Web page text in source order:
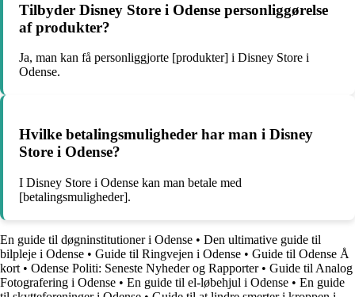
Tilbyder Disney Store i Odense personliggørelse
af produkter?
Ja, man kan få personliggjorte [produkter] i Disney Store i
Odense.
Hvilke betalingsmuligheder har man i Disney
Store i Odense?
I Disney Store i Odense kan man betale med
[betalingsmuligheder].
En guide til døgninstitutioner i Odense • Den ultimative guide til
bilpleje i Odense • Guide til Ringvejen i Odense • Guide til Odense Å
kort • Odense Politi: Seneste Nyheder og Rapporter• Guide til Analog
Fotografering i Odense • En guide til el-løbehjul i Odense • En guide